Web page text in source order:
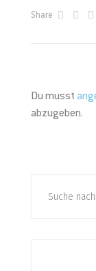
Share
Du musst
abzugeben.